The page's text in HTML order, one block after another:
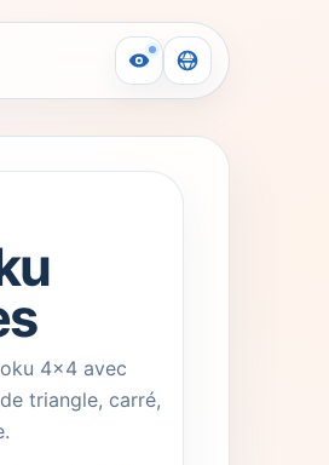
de chiffres ou d'émojis.
4x4 avec
triangle, carré,